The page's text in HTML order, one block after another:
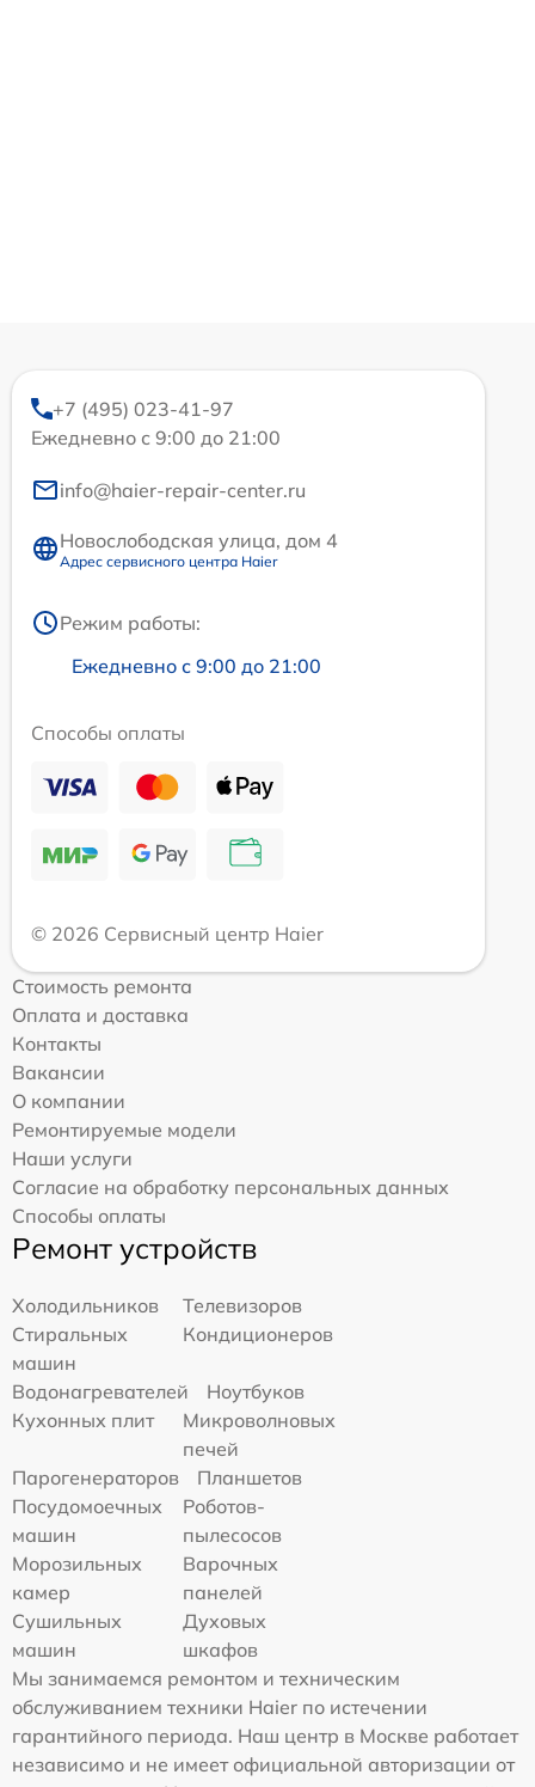
+7 (495) 023-41-97
Ежедневно с 9:00 до 21:00
info@haier-repair-center.ru
Новослободская улица, дом 4
Адрес сервисного центра Haier
Режим работы:
Ежедневно с 9:00 до 21:00
Способы оплаты
© 2026 Сервисный центр Haier
Стоимость ремонта
Оплата и доставка
Контакты
Вакансии
О компании
Ремонтируемые модели
Наши услуги
Согласие на обработку персональных данных
Способы оплаты
Ремонт устройств
Холодильников
Телевизоров
Стиральных
машин
Кондиционеров
Водонагревателей
Ноутбуков
Кухонных плит
Микроволновых
печей
Парогенераторов
Планшетов
Посудомоечных
машин
Роботов-
пылесосов
Морозильных
камер
Варочных
панелей
Сушильных
машин
Духовых
шкафов
Мы занимаемся ремонтом и техническим
обслуживанием техники Haier по истечении
гарантийного периода. Наш центр в Москве работает
независимо и не имеет официальной авторизации от